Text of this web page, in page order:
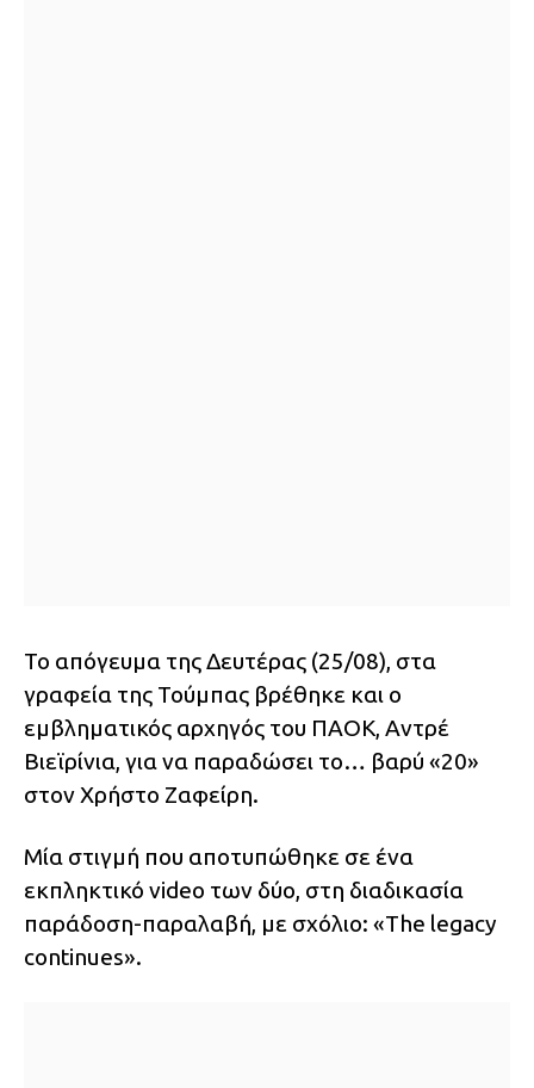
Το απόγευμα της Δευτέρας (25/08), στα
γραφεία της Τούμπας βρέθηκε και ο
εμβληματικός αρχηγός του ΠΑΟΚ, Αντρέ
Βιεϊρίνια, για να παραδώσει το… βαρύ «20»
στον Χρήστο Ζαφείρη.
Μία στιγμή που αποτυπώθηκε σε ένα
εκπληκτικό video των δύο, στη διαδικασία
παράδοση-παραλαβή, με σχόλιο: «The legacy
continues».